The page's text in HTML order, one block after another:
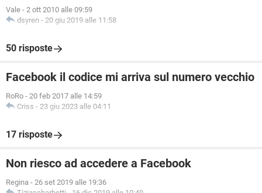
Vale - 2 ott 2010 alle 09:59
dsyren - 20 giu 2019 alle 11:58
50 risposte
Facebook il codice mi arriva sul numero vecchio
RoRo - 20 feb 2017 alle 14:59
Criss - 23 giu 2023 alle 04:11
17 risposte
Non riesco ad accedere a Facebook
Regina - 26 set 2019 alle 19:36